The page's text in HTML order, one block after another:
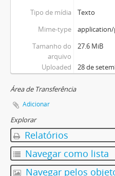
Tipo de mídia
Texto
Mime-type
Tamanho do
arquivo
27.6 MiB
Uploaded 28 de
Área de Transferência
Adicionar
Explorar
Relatórios
Navegar como lista
Navegar pelos